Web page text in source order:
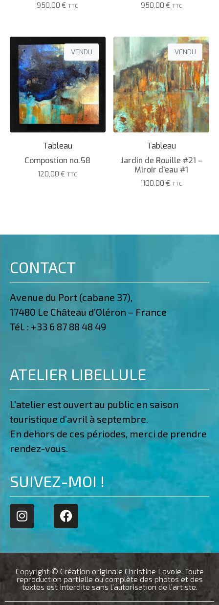
950,00€ TTC 950,00 € TTC
VENDU
Tableau
Compostion no.58
120,00€ TTC
VENDU
Tableau
Jardin de Rouille #21 –
Miroir d’eau #1
1100,00€ TTC
CONTACT
Avenue du Port (cabane 37),
17480 Le Château d’Oléron – France
Tél. : +33 6 87 88 48 49
ATELIER LIBELLULE
L’atelier est ouvert au public en saison
touristique d’avril à septembre.
En dehors de ces périodes, merci de prendre
rendez-vous.
SUIVEZ-MOI !
Copyright © Création originale Christine Lavoie. Toute
reproduction partielle ou complète des photos et des
textes est interdite sans l’autorisation de l’artiste.